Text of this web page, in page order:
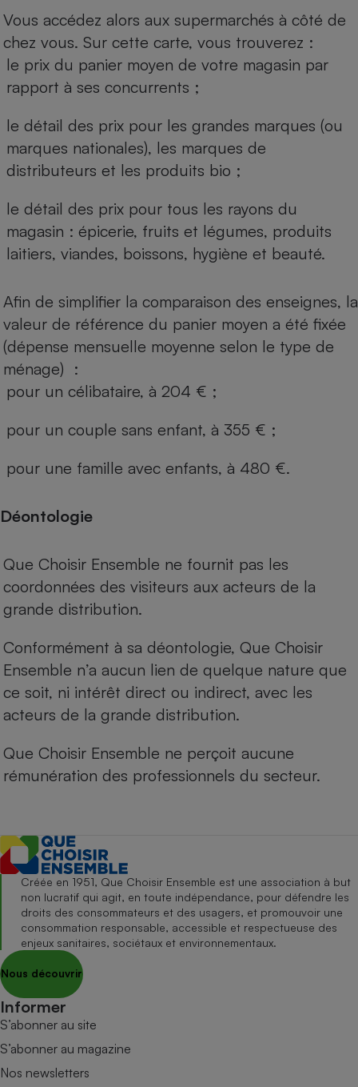
Vous accédez alors aux supermarchés à côté de
chez vous. Sur cette carte, vous trouverez :
le prix du panier moyen de votre magasin par
rapport à ses concurrents ;
le détail des prix pour les grandes marques (ou
marques nationales), les marques de
distributeurs et les produits bio ;
le détail des prix pour tous les rayons du
magasin : épicerie, fruits et légumes, produits
laitiers, viandes, boissons, hygiène et beauté.
Afin de simplifier la comparaison des enseignes, la
valeur de référence du panier moyen a été fixée
(dépense mensuelle moyenne selon le type de
ménage) :
pour un célibataire, à 204 € ;
pour un couple sans enfant, à 355 € ;
pour une famille avec enfants, à 480 €.
Déontologie
Que Choisir Ensemble ne fournit pas les
coordonnées des visiteurs aux acteurs de la
grande distribution.
Conformément à sa déontologie, Que Choisir
Ensemble n’a aucun lien de quelque nature que
ce soit, ni intérêt direct ou indirect, avec les
acteurs de la grande distribution.
Que Choisir Ensemble ne perçoit aucune
rémunération des professionnels du secteur.
Créée en 1951, Que Choisir Ensemble est une association à but
non lucratif qui agit, en toute indépendance, pour défendre les
droits des consommateurs et des usagers, et promouvoir une
consommation responsable, accessible et respectueuse des
enjeux sanitaires, sociétaux et environnementaux.
Nous découvrir
Informer
S’abonner au site
S’abonner au magazine
Nos newsletters